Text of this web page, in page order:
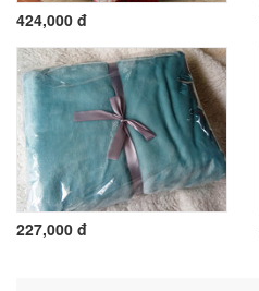
424,000 đ
227,000 đ